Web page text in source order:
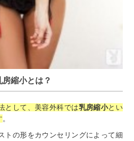
縮小とは？
として、美容外科では乳房縮小とい
。
トの形をカウンセリングによって細